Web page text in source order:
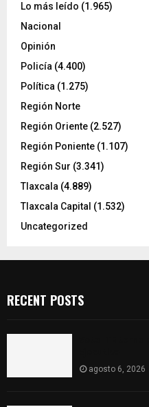
Lo más leído (1.965)
Nacional
Opinión
Policía (4.400)
Política (1.275)
Región Norte
Región Oriente (2.527)
Región Poniente (1.107)
Región Sur (3.341)
Tlaxcala (4.889)
Tlaxcala Capital (1.532)
Uncategorized
RECENT POSTS
agosto 6, 2026